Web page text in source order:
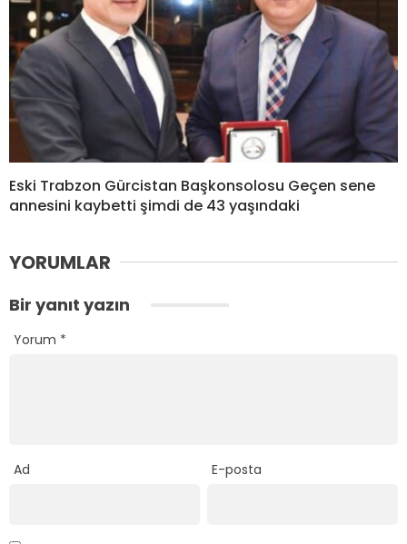
Eski Trabzon Gürcistan Başkonsolosu Geçen sene
annesini kaybetti şimdi de 43 yaşındaki
YORUMLAR
Bir yanıt yazın
Yorum *
Ad E-posta